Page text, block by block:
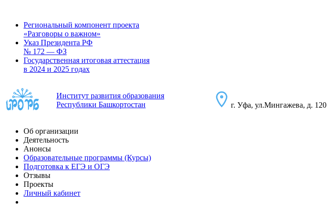
Региональный компонент проекта
«Разговоры о важном»
Указ Президента РФ
№ 172 — ФЗ
Государственная итоговая аттестация
в 2024 и 2025 годах
Институт развития образования
Республики Башкортостан
г. Уфа, ул.Мингажева, д. 120
Об организации
Деятельность
Анонсы
Образовательные программы (Курсы)
Подготовка к ЕГЭ и ОГЭ
Отзывы
Проекты
Личный кабинет